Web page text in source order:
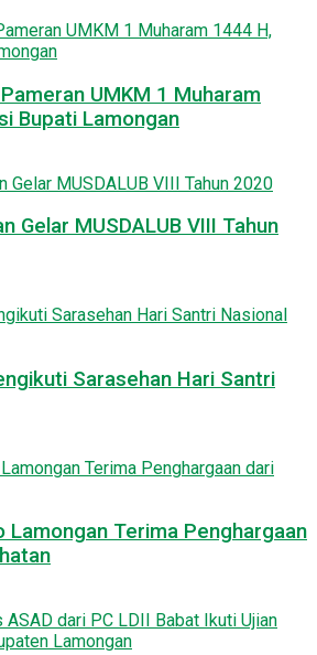
UMKM 1 Muharam
Bupati Lamongan
Gelar MUSDALUB VIII Tahun
Sarasehan Hari Santri
Lamongan Terima Penghargaan